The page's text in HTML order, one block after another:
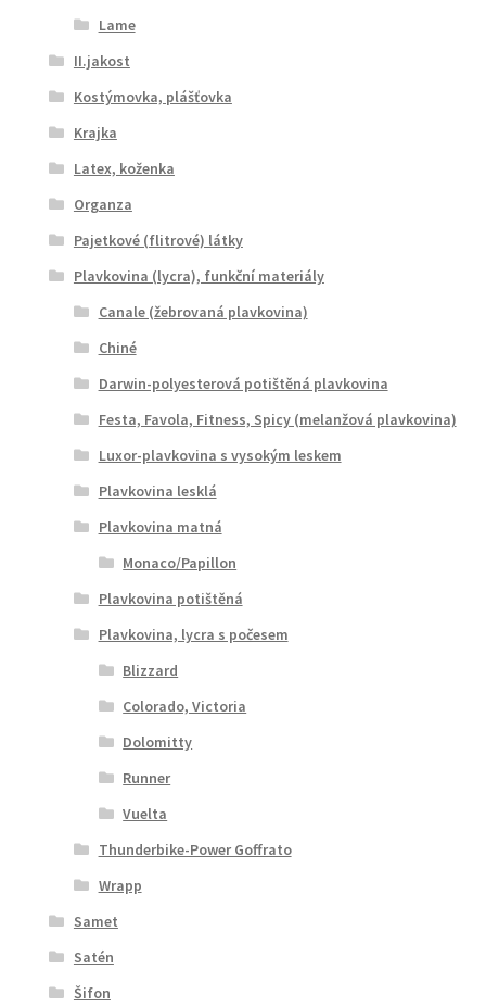
Lame
II.jakost
Kostýmovka, plášťovka
Krajka
Latex, koženka
Organza
Pajetkové (flitrové) látky
Plavkovina (lycra), funkční materiály
Canale (žebrovaná plavkovina)
Chiné
Darwin-polyesterová potištěná plavkovina
Festa, Favola, Fitness, Spicy (melanžová plavkovina)
Luxor-plavkovina s vysokým leskem
Plavkovina lesklá
Plavkovina matná
Monaco/Papillon
Plavkovina potištěná
Plavkovina, lycra s počesem
Blizzard
Colorado, Victoria
Dolomitty
Runner
Vuelta
Thunderbike-Power Goffrato
Wrapp
Samet
Satén
Šifon